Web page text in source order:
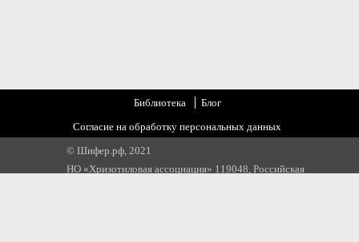
Библиотека
Блог
Согласие на обработку персональных данных
© Шифер.рф, 2021
НО «Хризотиловая ассоциация» 119048, Российская